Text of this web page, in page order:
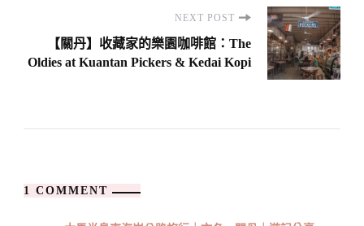
NEXT POST
【關丹】收藏家的樂園咖啡館：The
Oldies at Kuantan Pickers & Kedai Kopi
1 COMMENT